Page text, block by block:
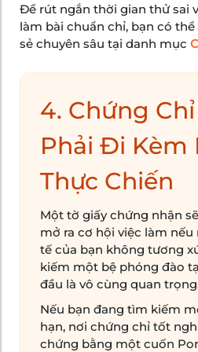
Để rút ngắn thời gian thử sai
làm bài chuẩn chỉ, bạn có
sẻ chuyên sâu tại danh mục
4. Chứng
Phải Đi Kèm
Thực Chiến
Một tờ giấy chứng nhận
mở ra cơ hội việc làm
tế của bạn không tương
kiếm một bệ phóng đào
đầu là vô cùng quan
Nếu bạn đang tìm kiếm
hạn, nơi chứng chỉ tốt
chứng bằng một cuốn